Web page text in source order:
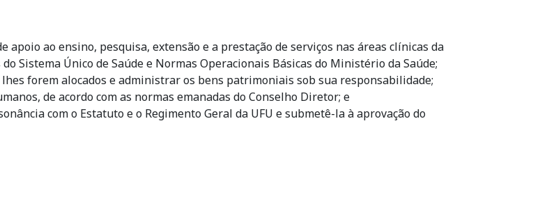
apoio ao ensino, pesquisa, extensão e a prestação de serviços nas áreas clínicas da
Sistema Único de Saúde e Normas Operacionais Básicas do Ministério da Saúde;
forem alocados e administrar os bens patrimoniais sob sua responsabilidade;
de acordo com as normas emanadas do Conselho Diretor; e
com o Estatuto e o Regimento Geral da UFU e submetê-la à aprovação do